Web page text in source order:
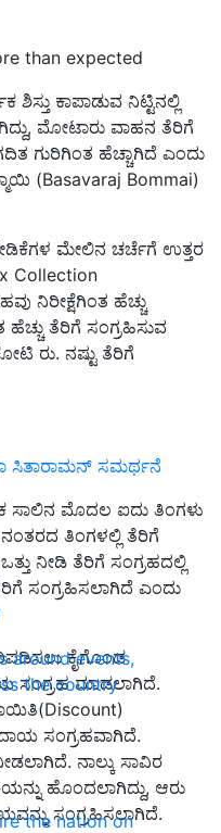
around events,
the country
the nation on
than expected
ಕಾಪಾಡುವ ನಿಟ್ಟಿನಲ್ಲಿ
ಮೋಟಾರು ವಾಹನ ತೆರಿಗೆ
ಗುರಿಗಿಂತ ಹೆಚ್ಚಾಗಿದೆ ಎಂದು
(Basavaraj Bommai)
ಮೇಲಿನ ಚರ್ಚೆಗೆ ಉತ್ತರ
Collection
ನಿರೀಕ್ಷೆಗಿಂತ ಹೆಚ್ಚು
ತೆರಿಗೆ ಸಂಗ್ರಹಿಸುವ
ರು. ನಷ್ಟು ತೆರಿಗೆ
ಸಿತಾರಾಮನ್‌ ಸಮರ್ಥನೆ
ಸಾಲಿನ ಮೊದಲ ಐದು ತಿಂಗಳು
ತಿಂಗಳಲ್ಲಿ ತೆರಿಗೆ
ನೀಡಿ ತೆರಿಗೆ ಸಂಗ್ರಹದಲ್ಲಿ
ಸಂಗ್ರಹಿಸಲಾಗಿದೆ ಎಂದು
ಕೈಗೊಂಡ
ಸಂಗ್ರಹ ಮಾಡಲಾಗಿದೆ.
ಸಂಗ್ರಹವಾಗಿದೆ.
ನಾಲ್ಕು ಸಾವಿರ
ಹೊಂದಲಾಗಿದ್ದು, ಆರು
ಸಂಗ್ರಹಿಸಲಾಗಿದೆ.